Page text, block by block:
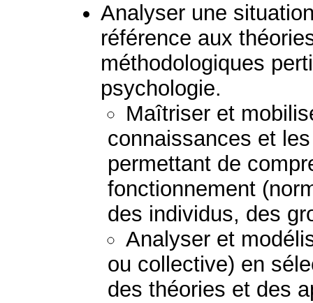
Analyser une
référence aux
méthodologiques
psychologie.
Maîtriser et
connaissances et
permettant de
fonctionnement
des individus, des
Analyser et
ou collective) en
des théories et des